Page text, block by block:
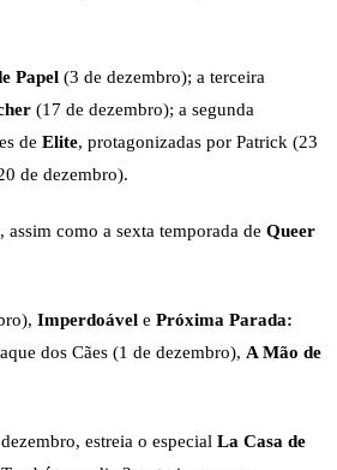
Papel (3 de dezembro); a terceira
(17 de dezembro); a segunda
de Elite, protagonizadas por Patrick (23
de dezembro).
assim como a sexta temporada de Queer
Imperdoável e Próxima Parada:
dos Cães (1 de dezembro), A Mão de
estreia o especial La Casa de